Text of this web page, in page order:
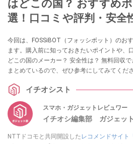
はどこの国？ おすすめ
選！口コミや評判・安全
今回は、FOSSiBOT（フォッシボット）のお
ます。購入前に知っておきたいポイントや、
どこの国のメーカー？ 安全性は？ 無料回収
まとめているので、ぜひ参考にしてみてくださ
イチオシスト
スマホ・ガジェットレビュワー
イチオシ編集部 ガジェッ
NTTドコモと共同開設した レコメンドサイト